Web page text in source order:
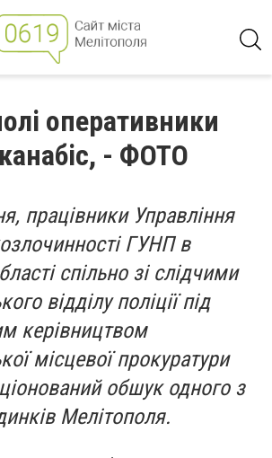
оперативники
- ФОТО
працівники Управління
ГУНП в
спільно зі слідчими
відділу поліції під
керівництвом
місцевої прокуратури
обшук одного з
Мелітополя.